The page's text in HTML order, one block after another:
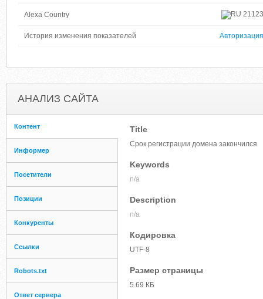
Alexa Country 21123
История изменения показателей Авторизация
АНАЛИЗ САЙТА
Контент
Информер
Посетители
Позиции
Конкуренты
Ссылки
Robots.txt
Ответ сервера
Title
Срок регистрации домена закончился
Keywords
n/a
Description
n/a
Кодировка
UTF-8
Размер страницы
5.69 КБ